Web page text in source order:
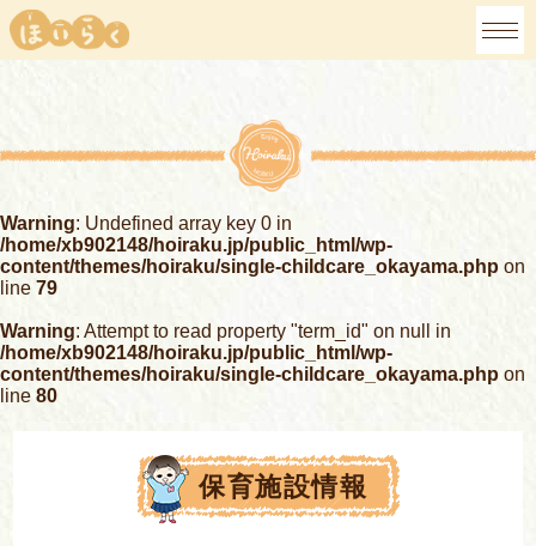
Warning: Undefined array key 0 in
/home/xb902148/hoiraku.jp/public_html/wp-
content/themes/hoiraku/single-childcare_okayama.php on
line 79
Warning: Attempt to read property "term_id" on null in
/home/xb902148/hoiraku.jp/public_html/wp-
content/themes/hoiraku/single-childcare_okayama.php on
line 80
保育施設情報